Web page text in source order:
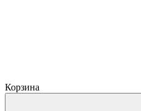
Корзина